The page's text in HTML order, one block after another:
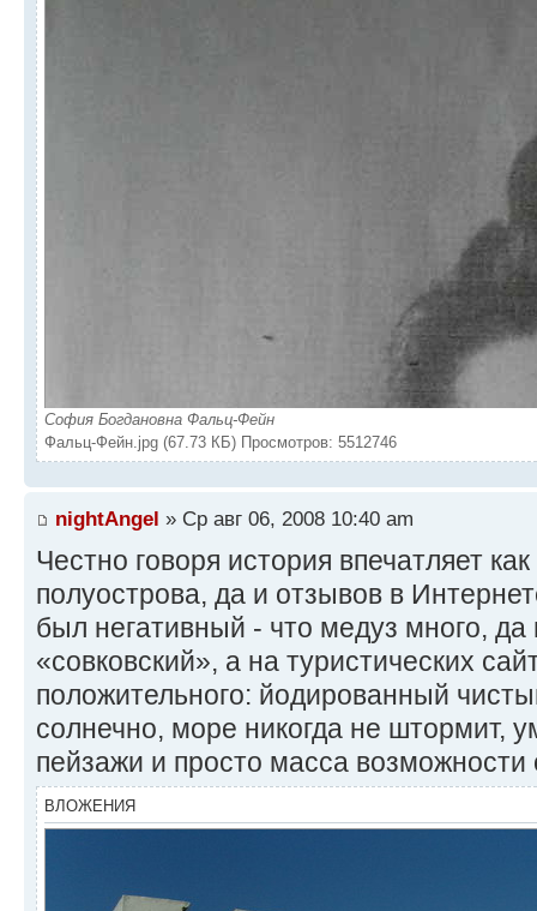
София Богдановна Фальц-Фейн
Фальц-Фейн.jpg (67.73 КБ) Просмотров: 5512746
nightAngel » Ср авг 06, 2008 10:40 am
Честно говоря история впечатляет
полуострова, да и отзывов в
был негативный - что медуз много, да
«совковский», а на туристических
положительного: йодированный
солнечно, море никогда не штормит,
пейзажи и просто масса возможности
ВЛОЖЕНИЯ